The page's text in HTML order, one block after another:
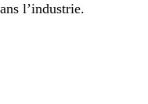
l’industrie.